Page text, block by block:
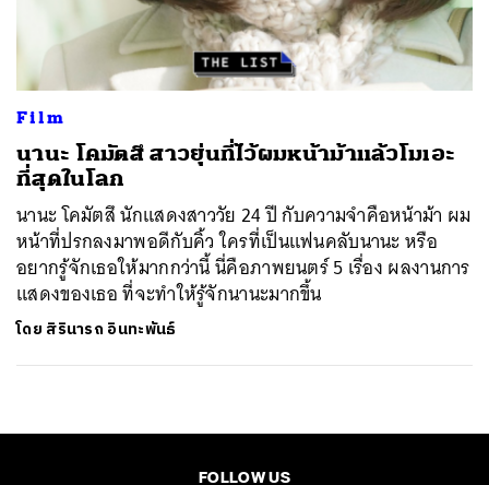
Film
นานะ โคมัตสึ สาวยุ่นที่ไว้ผมหน้าม้าแล้วโมเอะ
ที่สุดในโลก
นานะ โคมัตสึ นักแสดงสาววัย 24 ปี กับความจำคือหน้าม้า ผม
หน้าที่ปรกลงมาพอดีกับคิ้ว ใครที่เป็นแฟนคลับนานะ หรือ
อยากรู้จักเธอให้มากกว่านี้ นี่คือภาพยนตร์ 5 เรื่อง ผลงานการ
แสดงของเธอ ที่จะทำให้รู้จักนานะมากขึ้น
โดย สิรินารถ อินทะพันธ์
FOLLOW US
ค้นหา
SHARE TWEET LINE EMAIL